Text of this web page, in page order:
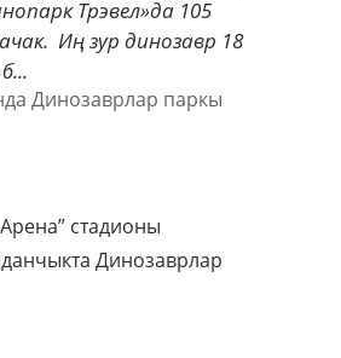
Трэвел»да 105
Иң зур динозавр 18
стадионы
Динозаврлар